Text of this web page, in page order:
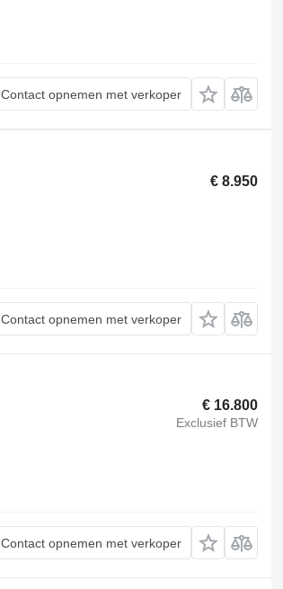
Contact opnemen met verkoper
€ 8.950
Contact opnemen met verkoper
€ 16.800
Exclusief BTW
Contact opnemen met verkoper